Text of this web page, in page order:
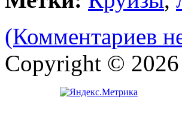
(Комментариев
Copyright © 2026